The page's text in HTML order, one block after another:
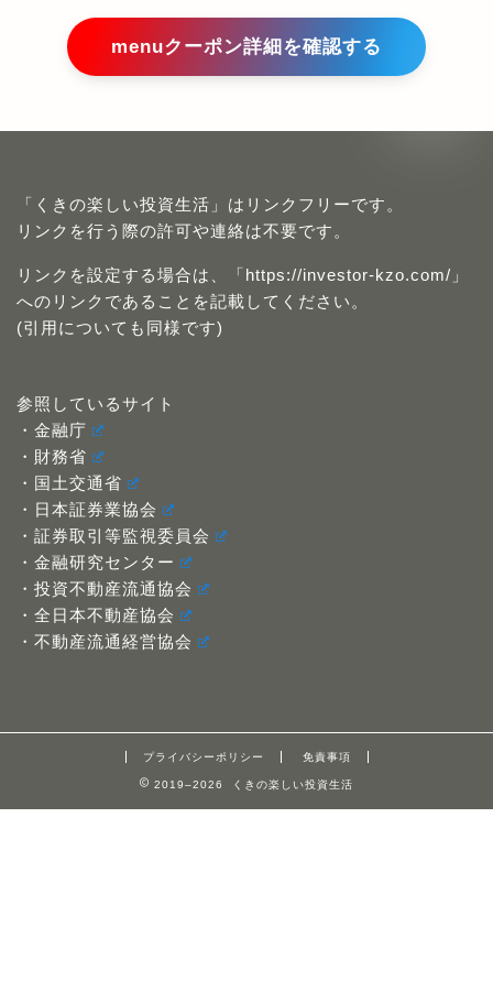
menuクーポン詳細を確認する
「くきの楽しい投資生活」はリンクフリーです。
リンクを行う際の許可や連絡は不要です。
リンクを設定する場合は、「https://investor-kzo.com/」
へのリンクであることを記載してください。
(引用についても同様です)
参照しているサイト
・金融庁
・財務省
・国土交通省
・日本証券業協会
・証券取引等監視委員会
・金融研究センター
・投資不動産流通協会
・全日本不動産協会
・不動産流通経営協会
プライバシーポリシー 免責事項
2019–2026 くきの楽しい投資生活